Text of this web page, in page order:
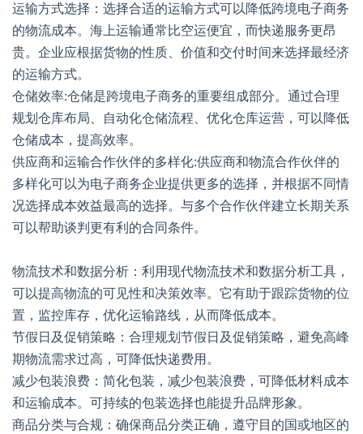
运输方式选择：选择合适的运输方式可以降低跨境电子商务
的物流成本。海上运输通常比空运便宜，而快递服务更昂
贵。企业应根据货物的性质、价值和交付时间来选择最经济
的运输方式。
仓储效率:仓储是跨境电子商务的重要组成部分。通过合理
规划仓库布局、自动化仓储流程、优化仓库运营，可以降低
仓储成本，提高效率。
供应商和运输合作伙伴的多样化:供应商和物流合作伙伴的
多样化可以为电子商务企业提供更多的选择，并根据不同情
况选择成本效益最高的选择。与多个合作伙伴建立长期关系
可以帮助谈判更有利的合同条件。
物流技术和数据分析：利用现代物流技术和数据分析工具，
可以提高物流的可见性和决策效率。它有助于跟踪货物的位
置，监控库存，优化运输路线，从而降低成本。
节假日及促销策略：合理规划节假日及促销策略，避免高峰
期物流需求过高，可降低快递费用。
减少包装浪费：简化包装，减少包装浪费，可降低材料成本
和运输成本。可持续的包装选择也能提升品牌形象。
商品分类与合规：确保商品分类正确，遵守目的国或地区的